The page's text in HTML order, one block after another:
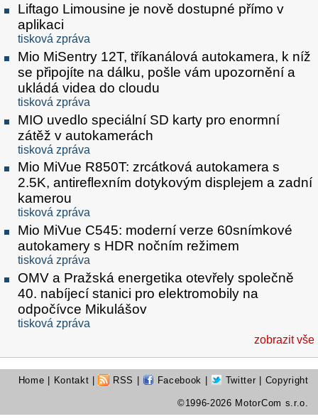
Liftago Limousine je nově dostupné přímo v
aplikaci
tisková zpráva
Mio MiSentry 12T, tříkanálová autokamera, k níž
se připojíte na dálku, pošle vám upozornění a
ukládá videa do cloudu
tisková zpráva
MIO uvedlo speciální SD karty pro enormní
zátěž v autokamerách
tisková zpráva
Mio MiVue R850T: zrcátková autokamera s
2.5K, antireflexním dotykovým displejem a zadní
kamerou
tisková zpráva
Mio MiVue C545: moderní verze 60snímkové
autokamery s HDR nočním režimem
tisková zpráva
OMV a Pražská energetika otevřely společně
40. nabíjecí stanici pro elektromobily na
odpočívce Mikulášov
tisková zpráva
zobrazit vše
Home Kontakt RSS Facebook Twitter | Copyright
©1996-2026 MotorCom s.r.o.